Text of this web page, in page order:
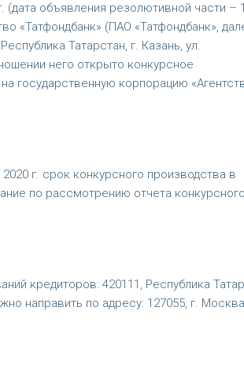
(дата объявления резолютивной части –
«Татфондбанк» (ПАО «Татфондбанк»,
Татарстан, г. Казань, ул.
него открыто конкурсное
государственную корпорацию
г. срок конкурсного производства в
по рассмотрению отчета конкурсного
кредиторов: 420111, Республика
направить по адресу: 127055, г.